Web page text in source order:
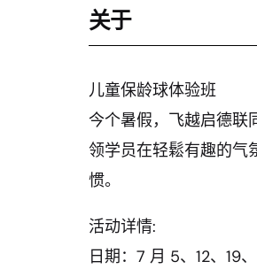
关于
儿童保龄球体验班
今个暑假，飞越启德联
领学员在轻鬆有趣的气
惯。
活动详情:
日期：7 月 5、12、19